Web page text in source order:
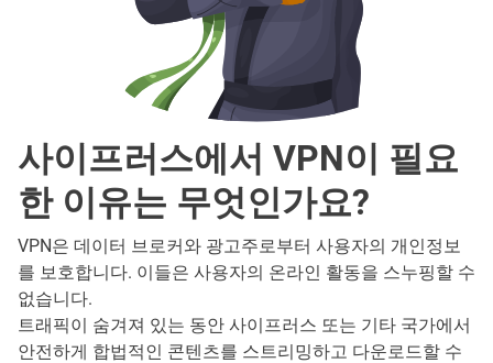
사이프러스에서 VPN이 필요
한 이유는 무엇인가요?
VPN은 데이터 브로커와 광고주로부터 사용자의 개인정보
를 보호합니다. 이들은 사용자의 온라인 활동을 스누핑할 수
없습니다.
트래픽이 숨겨져 있는 동안 사이프러스 또는 기타 국가에서
안전하게 합법적인 콘텐츠를 스트리밍하고 다운로드할 수